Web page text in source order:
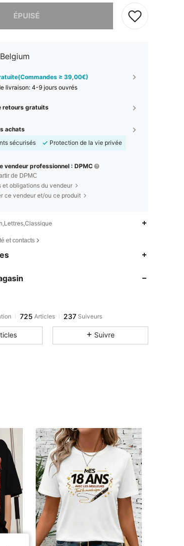
ÉPUISÉ
épuisé.
Belgium
≥ 39,00€)
livraison:4-9 jours ouvrés
retours gratuits
achats
sécurisés
Protection de la vie privée
vendeur professionnel : DPMC
de DPMC
et obligations du vendeur
ce vendeur et/ou ce produit
et contacts
725 Articles 237 Suiveurs
Suivre